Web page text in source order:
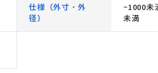
仕様（外寸・外
径）
~1000未
未満